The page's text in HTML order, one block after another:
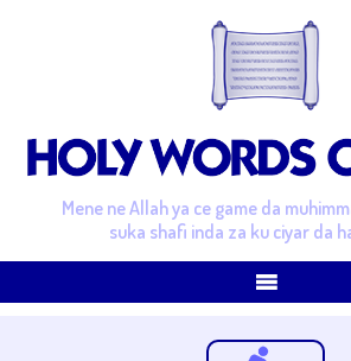
Mene ne Allah ya ce game da
suka shafi inda za ku ciyar da